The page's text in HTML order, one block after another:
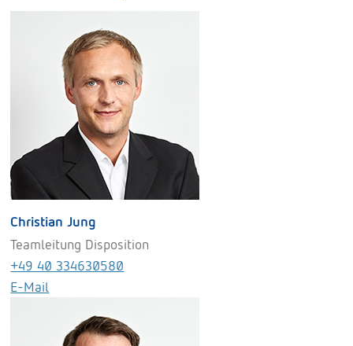
Christian Jung
Teamleitung Disposition
+49 40 334630580
E-Mail